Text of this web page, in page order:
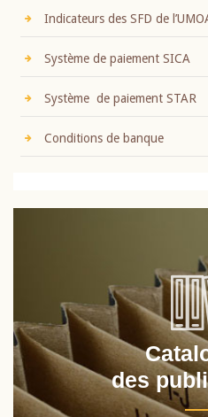
Indicateurs des SFD de
Système de paiement SICA
Système de paiement STAR
Conditions de banque
des